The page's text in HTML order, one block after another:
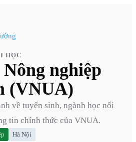
HỌC
nghiệp
(VNUA)
về tuyển sinh, ngành học nổi
tin chính thức của VNUA.
Hà Nội